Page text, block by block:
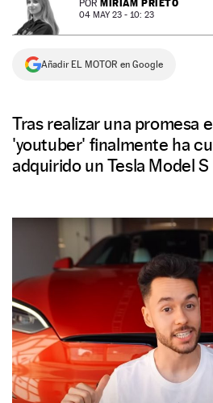
NEWSLETTER
SÍGUENOS
POR MIRIAM PRIETO
04 MAY 23 - 10: 23
Añadir EL MOTOR en Google
Tras realizar una promesa
'youtuber' finalmente ha
adquirido un Tesla Model S